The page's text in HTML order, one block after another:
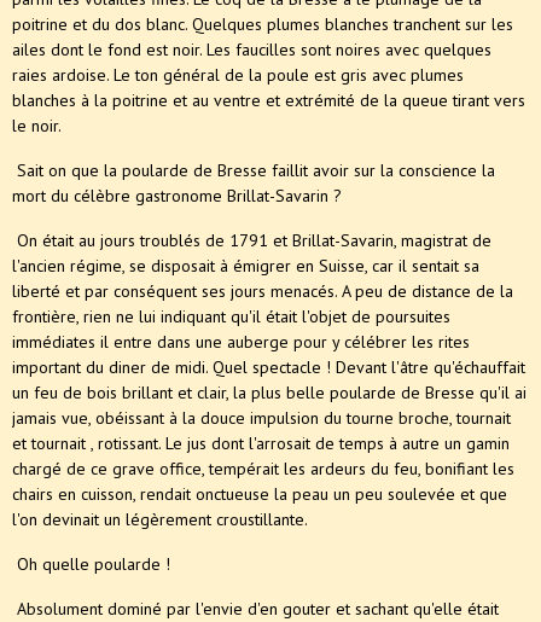
poitrine et du dos blanc. Quelques plumes blanches tranchent sur les
ailes dont le fond est noir. Les faucilles sont noires avec quelques
raies ardoise. Le ton général de la poule est gris avec plumes
blanches à la poitrine et au ventre et extrémité de la queue tirant vers
le noir.
Sait on que la poularde de Bresse faillit avoir sur la conscience la
mort du célèbre gastronome Brillat-Savarin ?
On était au jours troublés de 1791 et Brillat-Savarin, magistrat de
l'ancien régime, se disposait à émigrer en Suisse, car il sentait sa
liberté et par conséquent ses jours menacés. A peu de distance de la
frontière, rien ne lui indiquant qu'il était l'objet de poursuites
immédiates il entre dans une auberge pour y célébrer les rites
important du diner de midi. Quel spectacle ! Devant l'âtre qu'échauffait
un feu de bois brillant et clair, la plus belle poularde de Bresse qu'il ai
jamais vue, obéissant à la douce impulsion du tourne broche, tournait
et tournait , rotissant. Le jus dont l'arrosait de temps à autre un gamin
chargé de ce grave office, tempérait les ardeurs du feu, bonifiant les
chairs en cuisson, rendait onctueuse la peau un peu soulevée et que
l'on devinait un légèrement croustillante.
Oh quelle poularde !
Absolument dominé par l'envie d'en gouter et sachant qu'elle était